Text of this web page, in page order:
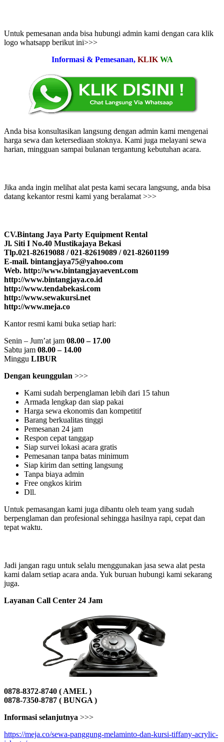
Untuk pemesanan anda bisa hubungi admin kami dengan cara klik
logo whatsapp berikut ini>>>
Informasi & Pemesanan, KLIK WA
Anda bisa konsultasikan langsung dengan admin kami mengenai
harga sewa dan ketersediaan stoknya. Kami juga melayani sewa
harian, mingguan sampai bulanan tergantung kebutuhan acara.
Jika anda ingin melihat alat pesta kami secara langsung, anda bisa
datang kekantor resmi kami yang beralamat >>>
CV.Bintang Jaya Party Equipment Rental
Jl. Siti I No.40 Mustikajaya Bekasi
Tlp.021-82619088 / 021-82619089 / 021-82601199
E-mail. bintangjaya75@yahoo.com
Web. http://www.bintangjayaevent.com
http://www.bintangjaya.co.id
http://www.tendabekasi.com
http://www.sewakursi.net
http://www.meja.co
Kantor resmi kami buka setiap hari:
Senin – Jum’at jam 08.00 – 17.00
Sabtu jam 08.00 – 14.00
Minggu LIBUR
Dengan keunggulan >>>
Kami sudah berpenglaman lebih dari 15 tahun
Armada lengkap dan siap pakai
Harga sewa ekonomis dan kompetitif
Barang berkualitas tinggi
Pemesanan 24 jam
Respon cepat tanggap
Siap survei lokasi acara gratis
Pemesanan tanpa batas minimum
Siap kirim dan setting langsung
Tanpa biaya admin
Free ongkos kirim
Dll.
Untuk pemasangan kami juga dibantu oleh team yang sudah
berpenglaman dan profesional sehingga hasilnya rapi, cepat dan
tepat waktu.
Jadi jangan ragu untuk selalu menggunakan jasa sewa alat pesta
kami dalam setiap acara anda. Yuk buruan hubungi kami sekarang
juga.
Layanan Call Center 24 Jam
0878-8372-8740 ( AMEL )
0878-7350-8787 ( BUNGA )
Informasi selanjutnya >>>
https://meja.co/sewa-panggung-melaminto-dan-kursi-tiffany-acrylic-